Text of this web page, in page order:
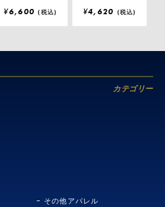
¥6,600 (税込) ¥4,620 (税込)
カテゴリー
その他アパレル